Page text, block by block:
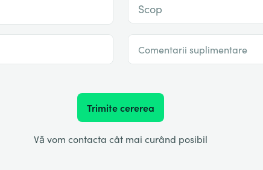
Scop
Comentarii suplimentare
Trimite cererea
Vă vom contacta cât mai curând posibil